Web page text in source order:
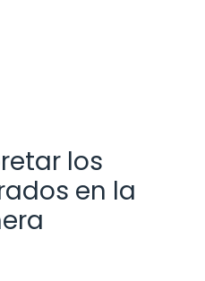
los
en la